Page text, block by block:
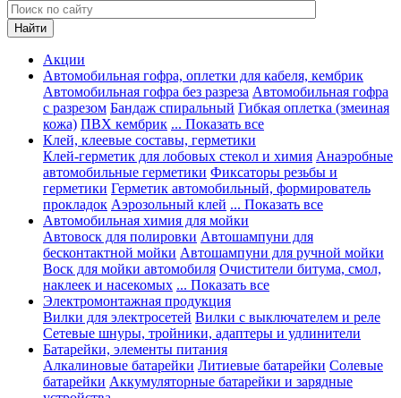
Акции
Автомобильная гофра, оплетки для кабеля, кембрик
Автомобильная гофра без разреза Автомобильная гофра
с разрезом Бандаж спиральный Гибкая оплетка (змеиная
кожа) ПВХ кембрик ... Показать все
Клей, клеевые составы, герметики
Клей-герметик для лобовых стекол и химия Анаэробные
автомобильные герметики Фиксаторы резьбы и
герметики Герметик автомобильный, формирователь
прокладок Аэрозольный клей ... Показать все
Автомобильная химия для мойки
Автовоск для полировки Автошампуни для
бесконтактной мойки Автошампуни для ручной мойки
Воск для мойки автомобиля Очистители битума, смол,
наклеек и насекомых ... Показать все
Электромонтажная продукция
Вилки для электросетей Вилки с выключателем и реле
Сетевые шнуры, тройники, адаптеры и удлинители
Батарейки, элементы питания
Алкалиновые батарейки Литиевые батарейки Солевые
батарейки Аккумуляторные батарейки и зарядные